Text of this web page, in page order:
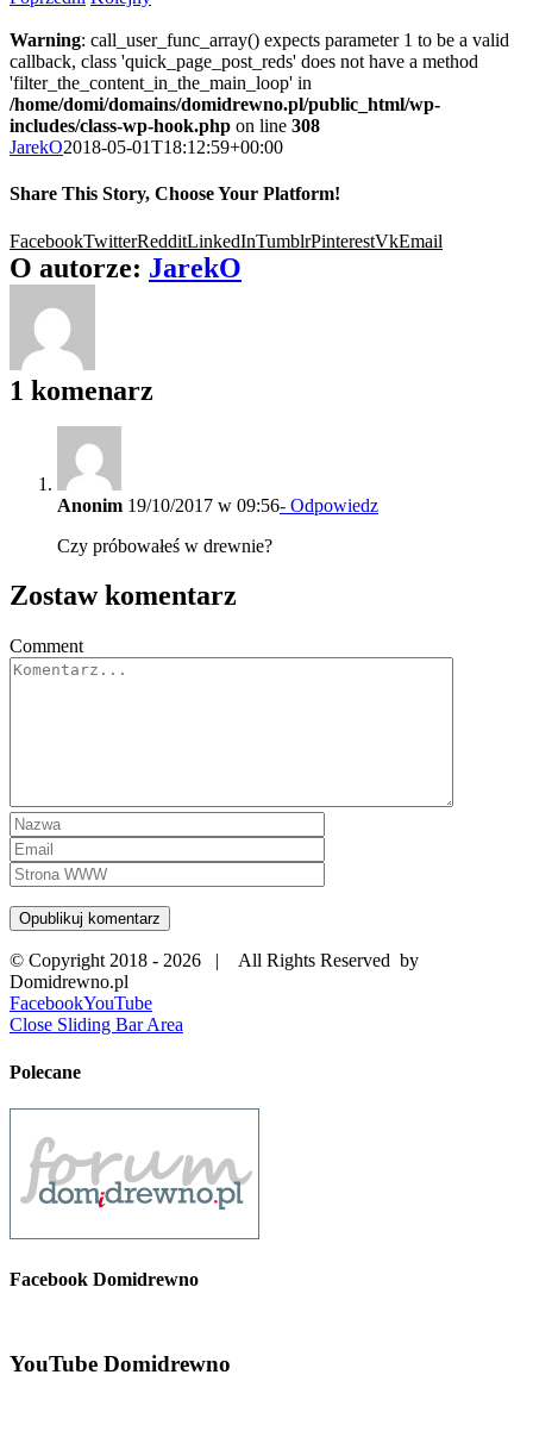
Warning: call_user_func_array() expects parameter 1 to be a valid
callback, class 'quick_page_post_reds' does not have a method
'filter_the_content_in_the_main_loop' in
/home/domi/domains/domidrewno.pl/public_html/wp-
includes/class-wp-hook.php on line 308
JarekO2018-05-01T18:12:59+00:00
Share This Story, Choose Your Platform!
FacebookTwitterRedditLinkedInTumblrPinterestVkEmail
O autorze: JarekO
1 komenarz
Anonim 19/10/2017 w 09:56- Odpowiedz
Czy próbowałeś w drewnie?
Zostaw komentarz
Comment
© Copyright 2018 - 2026 | All Rights Reserved by
Domidrewno.pl
FacebookYouTube
Close Sliding Bar Area
Polecane
Facebook Domidrewno
YouTube Domidrewno